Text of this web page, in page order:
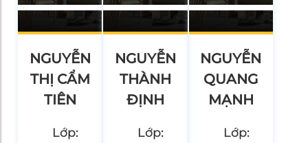
NGUYỄN
THỊ CẨM
TIÊN
Lớp:
NGUYỄN
THÀNH
ĐỊNH
Lớp:
NGUYỄN
QUANG
MẠNH
Lớp: